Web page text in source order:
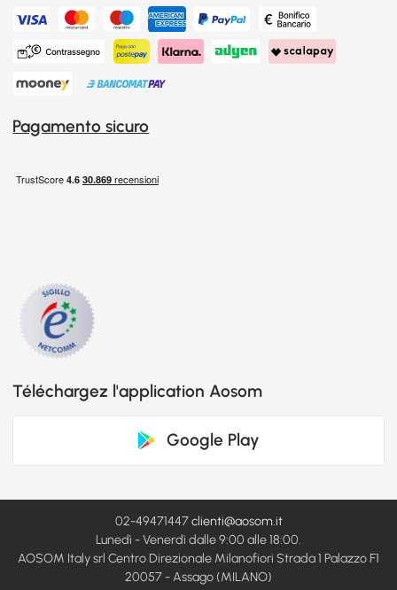
Pagamento sicuro
Téléchargez l'application Aosom
Google Play
02-49471447clienti@aosom.it
Lunedì - Venerdì dalle 9:00 alle 18:00.
AOSOM Italy srl Centro Direzionale Milanofiori Strada 1 Palazzo F1
20057 - Assago (MILANO)